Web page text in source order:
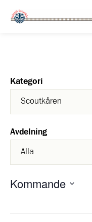
Kategori
Avdelning
Kommande
datum.